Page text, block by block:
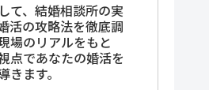
て、結婚相談所の実
活の攻略法を徹底調
場のリアルをもと
点であなたの婚活を
きます。